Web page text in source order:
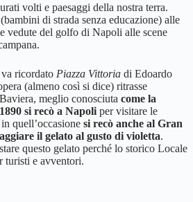
volti e paesaggi della nostra terra.
di strada senza educazione) alle
vedute del golfo di Napoli alle scene
ricordato Piazza Vittoria di Edoardo
(almeno così si dice) ritrasse
meglio conosciuta come la
si recò a Napoli per visitare le
quell’occasione si recò anche al Gran
il gelato al gusto di violetta.
questo gelato perché lo storico Locale
turisti e avventori.